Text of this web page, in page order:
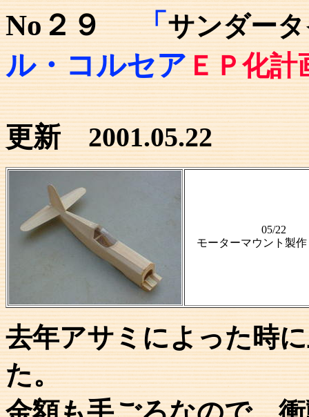
No２９ 「サンダー
ル・コルセアＥＰ化計
更新 2001.05.22
05/22
モーターマウント製作
去年アサミによった時
た。